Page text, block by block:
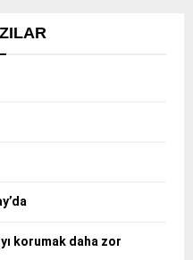
korumak daha zor